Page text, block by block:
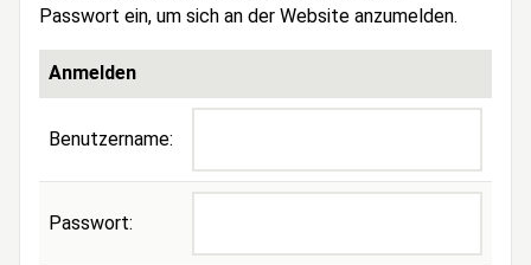
Passwort ein, um sich an der Website anzumelden.
Anmelden
Benutzername:
Passwort: